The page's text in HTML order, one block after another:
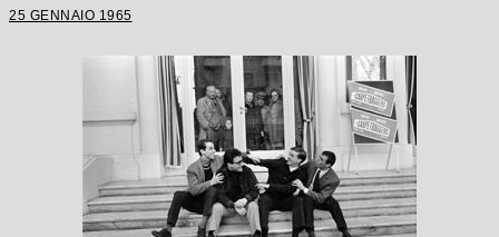
25 GENNAIO 1965